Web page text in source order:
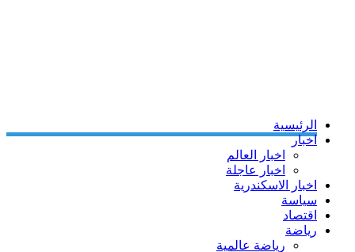
الرئيسية
اخبار
اخبار العالم
اخبار عاجلة
اخبار الاسكندرية
سياسة
اقتصاد
رياضة
رياضة عالمية